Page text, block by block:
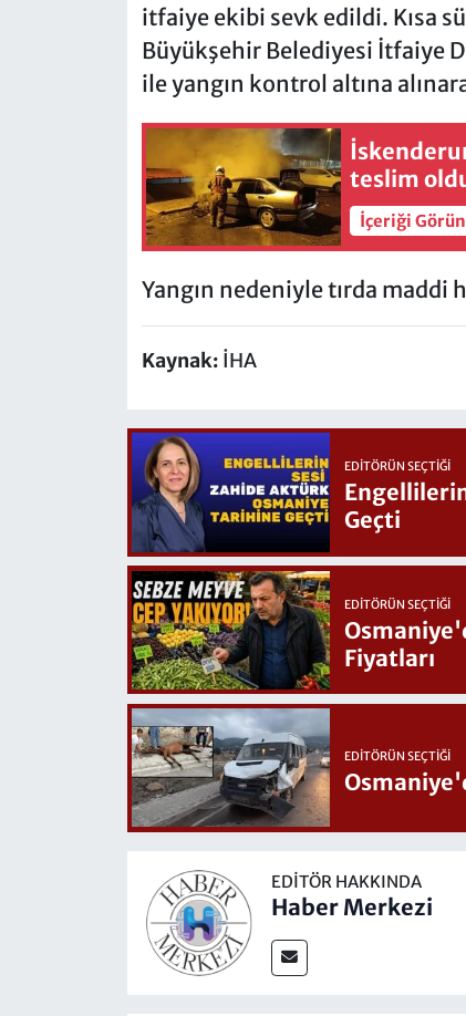
itfaiye ekibi sevk edildi. Kısa
Büyükşehir Belediyesi İtfaiye
ile yangın kontrol altına
teslim
İçeriği
Yangın nedeniyle tırda maddi
Kaynak: İHA
EDITÖRÜN SEÇTIĞI
Geçti
EDITÖRÜN SEÇTIĞI
Osmaniye'de Hafta
Fiyatları
EDITÖRÜN SEÇTIĞI
EDITÖR HAKKINDA
Haber Merkezi